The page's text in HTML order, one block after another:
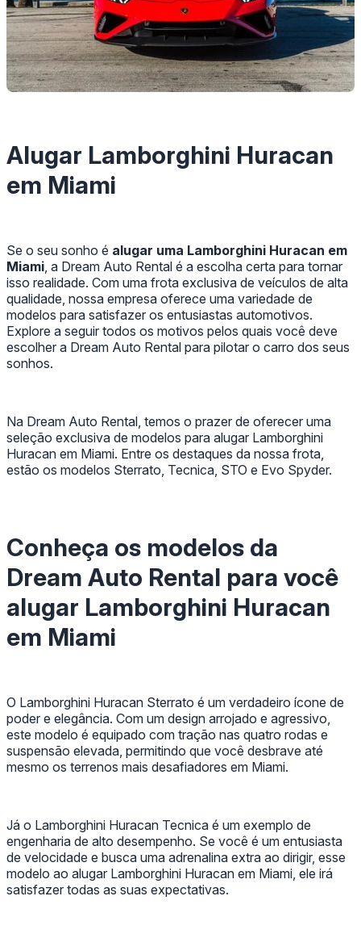
Alugar Lamborghini Huracan
em Miami
Se o seu sonho é alugar uma Lamborghini Huracan em
Miami , a Dream Auto Rental é a escolha certa para tornar
isso realidade. Com uma frota exclusiva de veículos de alta
qualidade, nossa empresa oferece uma variedade de
modelos para satisfazer os entusiastas automotivos.
Explore a seguir todos os motivos pelos quais você deve
escolher a Dream Auto Rental para pilotar o carro dos seus
sonhos.
Na Dream Auto Rental, temos o prazer de oferecer uma
seleção exclusiva de modelos para alugar Lamborghini
Huracan em Miami. Entre os destaques da nossa frota,
estão os modelos Sterrato, Tecnica, STO e Evo Spyder.
Conheça os modelos da
Dream Auto Rental para você
alugar Lamborghini Huracan
em Miami
O Lamborghini Huracan Sterrato é um verdadeiro ícone de
poder e elegância. Com um design arrojado e agressivo,
este modelo é equipado com tração nas quatro rodas e
suspensão elevada, permitindo que você desbrave até
mesmo os terrenos mais desafiadores em Miami.
Já o Lamborghini Huracan Tecnica é um exemplo de
engenharia de alto desempenho. Se você é um entusiasta
de velocidade e busca uma adrenalina extra ao dirigir, esse
modelo ao alugar Lamborghini Huracan em Miami, ele irá
satisfazer todas as suas expectativas.